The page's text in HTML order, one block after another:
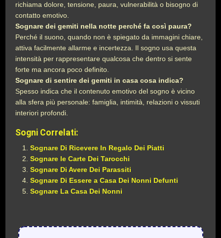
richiama dolore, tensione, paura, vulnerabilità o bisogno di
contatto emotivo.
Sognare dei gemiti nella notte perché fa così paura?
Perché il suono, quando non è spiegato da immagini chiare,
attiva facilmente allarme e incertezza. Il sogno usa questa
intensità per rappresentare qualcosa che dentro si sente
forte ma ancora poco definito.
Sognare di sentire dei gemiti in casa cosa indica?
Spesso indica che il contenuto emotivo del sogno è vicino
alla sfera più personale: famiglia, intimità, relazioni o vissuti
interiori profondi.
Sogni Correlati:
Sognare Di Ricevere In Regalo Dei Piatti
Sognare le Carte Dei Tarocchi
Sognare Di Avere Dei Parassiti
Sognare Di Essere a Casa Dei Nonni Defunti
Sognare La Casa Dei Nonni